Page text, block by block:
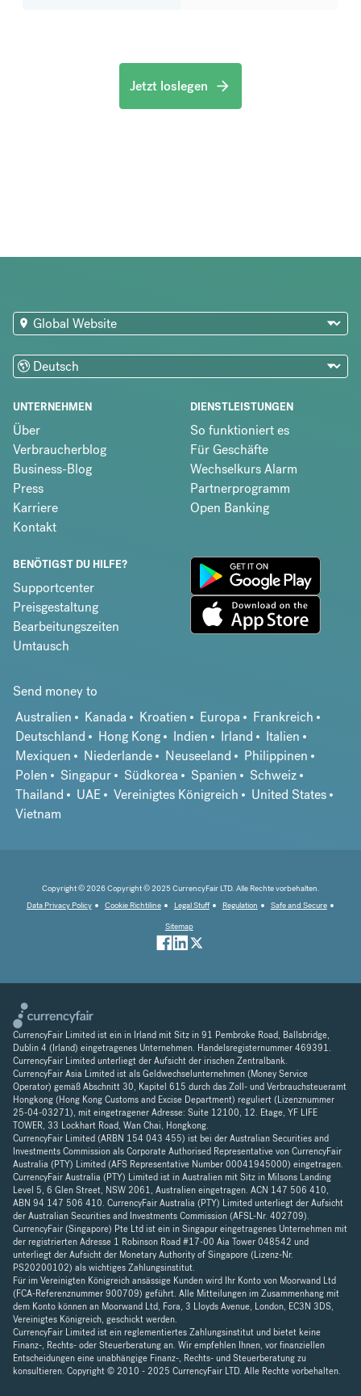
Jetzt loslegen
UNTERNEHMEN
Über
Verbraucherblog
Business-Blog
Press
Karriere
Kontakt
DIENSTLEISTUNGEN
So funktioniert es
Für Geschäfte
Wechselkurs Alarm
Partnerprogramm
Open Banking
BENÖTIGST DU HILFE?
Supportcenter
Preisgestaltung
Bearbeitungszeiten
Umtausch
Send money to
Australien
Kanada Kroatien Europa
Frankreich
Deutschland
Hong Kong Indien Irland
Italien
Mexiquen
Niederlande Neuseeland
Philippinen
Polen
Singapur Südkorea Spanien
Schweiz
Thailand
UAE Vereinigtes Königreich
United States
Vietnam
Copyright © 2026 Copyright © 2025 CurrencyFair LTD. Alle Rechte vorbehalten.
Data Privacy Policy
Cookie Richtiline Legal Stuff Regulation
Safe and Secure
Sitemap
CurrencyFair Limited ist ein in Irland mit Sitz in 91 Pembroke Road, Ballsbridge,
Dublin 4 (Irland) eingetragenes Unternehmen. Handelsregisternummer 469391.
CurrencyFair Limited unterliegt der Aufsicht der irischen Zentralbank.
CurrencyFair Asia Limited ist als Geldwechselunternehmen (Money Service
Operator) gemäß Abschnitt 30, Kapitel 615 durch das Zoll- und Verbrauchsteueramt
Hongkong (Hong Kong Customs and Excise Department) reguliert (Lizenznummer
25-04-03271), mit eingetragener Adresse: Suite 12100, 12. Etage, YF LIFE
TOWER, 33 Lockhart Road, Wan Chai, Hongkong.
CurrencyFair Limited (ARBN 154 043 455) ist bei der Australian Securities and
Investments Commission als Corporate Authorised Representative von CurrencyFair
Australia (PTY) Limited (AFS Representative Number 00041945000) eingetragen.
CurrencyFair Australia (PTY) Limited ist in Australien mit Sitz in Milsons Landing
Level 5, 6 Glen Street, NSW 2061, Australien eingetragen. ACN 147 506 410,
ABN 94 147 506 410. CurrencyFair Australia (PTY) Limited unterliegt der Aufsicht
der Australian Securities and Investments Commission (AFSL-Nr. 402709).
CurrencyFair (Singapore) Pte Ltd ist ein in Singapur eingetragenes Unternehmen mit
der registrierten Adresse 1 Robinson Road #17-00 Aia Tower 048542 und
unterliegt der Aufsicht der Monetary Authority of Singapore (Lizenz-Nr.
PS20200102) als wichtiges Zahlungsinstitut.
Für im Vereinigten Königreich ansässige Kunden wird Ihr Konto von Moorwand Ltd
(FCA-Referenznummer 900709) geführt. Alle Mitteilungen im Zusammenhang mit
dem Konto können an Moorwand Ltd, Fora, 3 Lloyds Avenue, London, EC3N 3DS,
Vereinigtes Königreich, geschickt werden.
CurrencyFair Limited ist ein reglementiertes Zahlungsinstitut und bietet keine
Finanz-, Rechts- oder Steuerberatung an. Wir empfehlen Ihnen, vor finanziellen
Entscheidungen eine unabhängige Finanz-, Rechts- und Steuerberatung zu
konsultieren. Copyright © 2010 - 2025 CurrencyFair LTD. Alle Rechte vorbehalten.